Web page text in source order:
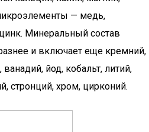
— медь,
Минеральный состав
и включает еще кремний,
йод, кобальт, литий,
стронций, хром, цирконий.